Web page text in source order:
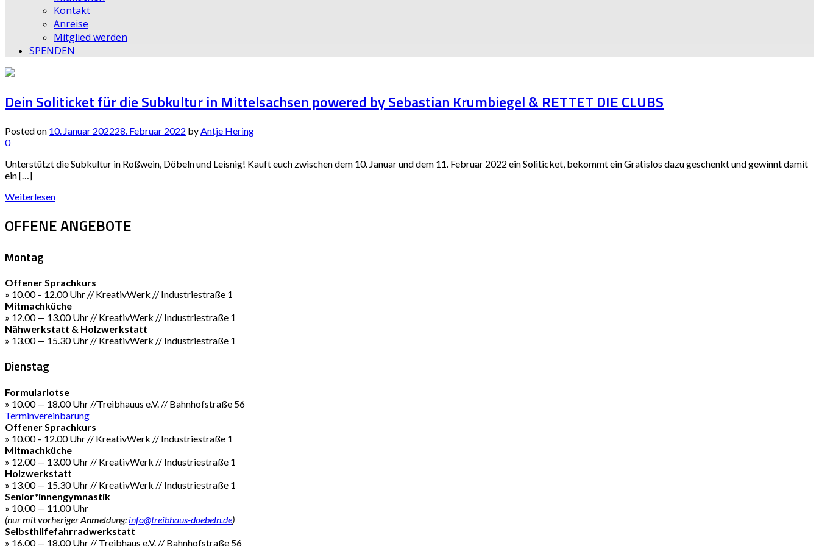
Kontakt
Anreise
Mitglied werden
SPENDEN
Dein Soliticket für die Subkultur in Mittelsachsen powered by Sebastian Krumbiegel & RETTET DIE CLUBS
Posted on 10. Januar 202228. Februar 2022 byAntje Hering
0
Unterstützt die Subkultur in Roßwein, Döbeln und Leisnig! Kauft euch zwischen dem 10. Januar und dem 11. Februar 2022 ein Soliticket, bekommt ein Gratislos dazu geschenkt und gewinnt damit
ein […]
Weiterlesen
OFFENE ANGEBOTE
Montag
Offener Sprachkurs
» 10.00 – 12.00 Uhr // KreativWerk // Industriestraße 1
Mitmachküche
» 12.00 — 13.00 Uhr // KreativWerk // Industriestraße 1
Nähwerkstatt & Holzwerkstatt
» 13.00 — 15.30 Uhr // KreativWerk // Industriestraße 1
Dienstag
Formularlotse
» 10.00 — 18.00 Uhr //Treibhauus e.V. // Bahnhofstraße 56
Terminvereinbarung
Offener Sprachkurs
» 10.00 – 12.00 Uhr // KreativWerk // Industriestraße 1
Mitmachküche
» 12.00 — 13.00 Uhr // KreativWerk // Industriestraße 1
Holzwerkstatt
» 13.00 — 15.30 Uhr // KreativWerk // Industriestraße 1
Senior*innengymnastik
» 10.00 — 11.00 Uhr
(nur mit vorheriger Anmeldung: info@treibhaus-doebeln.de)
Selbsthilfefahrradwerkstatt
» 16.00 — 18.00 Uhr // Treibhaus e.V. // Bahnhofstraße 56